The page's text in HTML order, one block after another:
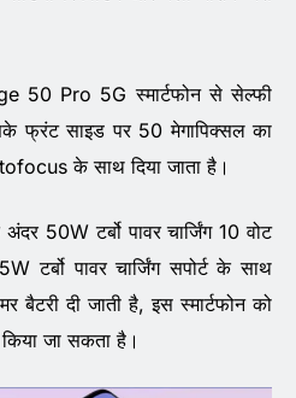
50 Pro 5G स्मार्टफोन से सेल्फी
फ्रंट साइड पर 50 मेगापिक्सल का
के साथ दिया जाता है।
50W टर्बो पावर चार्जिंग 10 वोट
टर्बो पावर चार्जिंग सपोर्ट के साथ
बैटरी दी जाती है, इस स्मार्टफोन को
जा सकता है।